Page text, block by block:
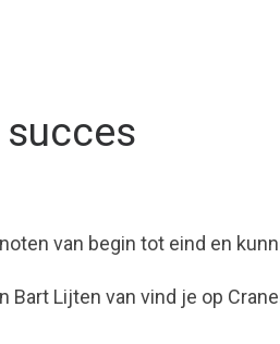
van begin tot eind en
Bart Lijten van vind je op